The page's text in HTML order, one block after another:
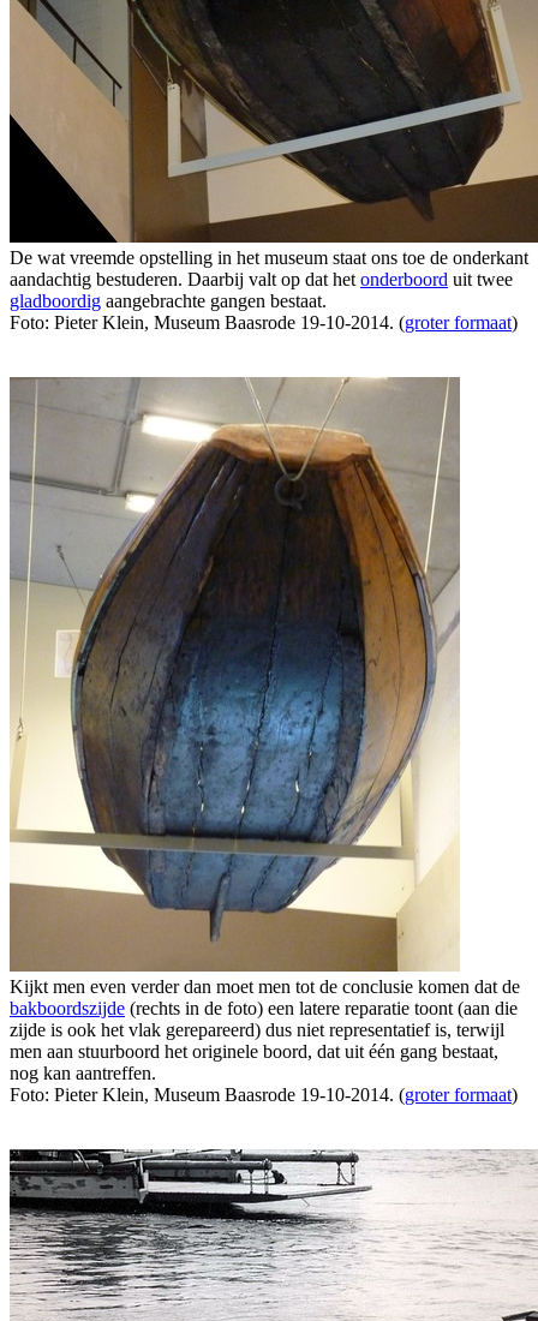
De wat vreemde opstelling in het museum staat ons toe de onderkant
aandachtig bestuderen. Daarbij valt op dat het onderboord uit twee
gladboordig aangebrachte gangen bestaat.
Foto: Pieter Klein, Museum Baasrode 19-10-2014. (groter formaat)
Kijkt men even verder dan moet men tot de conclusie komen dat de
bakboordszijde (rechts in de foto) een latere reparatie toont (aan die
zijde is ook het vlak gerepareerd) dus niet representatief is, terwijl
men aan stuurboord het originele boord, dat uit één gang bestaat,
nog kan aantreffen.
Foto: Pieter Klein, Museum Baasrode 19-10-2014. (groter formaat)